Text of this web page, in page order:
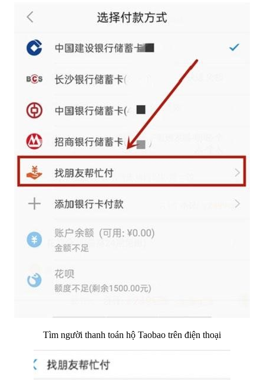
Tìm người thanh toán hộ Taobao trên điện thoại